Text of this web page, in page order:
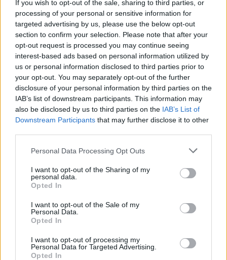
If you wish to opt-out of the sale, sharing to third parties, or
processing of your personal or sensitive information for
targeted advertising by us, please use the below opt-out
section to confirm your selection. Please note that after your
opt-out request is processed you may continue seeing
interest-based ads based on personal information utilized by
us or personal information disclosed to third parties prior to
your opt-out. You may separately opt-out of the further
disclosure of your personal information by third parties on the
IAB’s list of downstream participants. This information may
also be disclosed by us to third parties on the IAB’s List of
Downstream Participants that may further disclose it to other
Personal Data Processing Opt Outs
I want to opt-out of the Sharing of my
personal data.
Opted In
I want to opt-out of the Sale of my
Personal Data.
Opted In
I want to opt-out of processing my
Personal Data for Targeted Advertising.
Opted In
ruido de la direccion que hace el mio a veces! xD lo conducia
Aitor creo, no he encontrado el video.
En la pelicula Fast track tambien sale otro B5 haciendo maniobras
evasivas xD
Un saludo!
Responder
29 de Mayo del 2010
por el sonido que hace cuando se pone paralelo al bus parece el
mío XP. También lo parece por el efecto barca